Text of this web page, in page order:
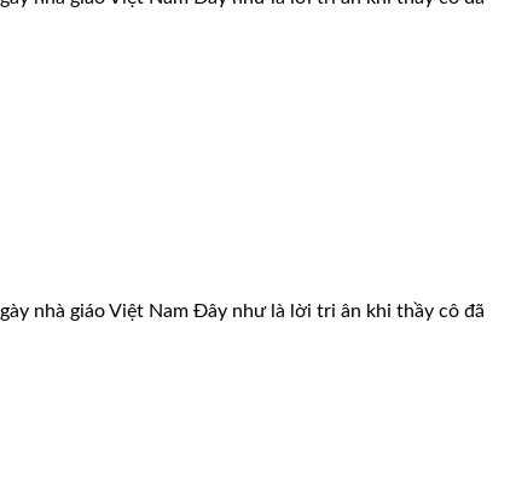
nhà giáo Việt Nam Đây như là lời tri ân khi thầy cô đã